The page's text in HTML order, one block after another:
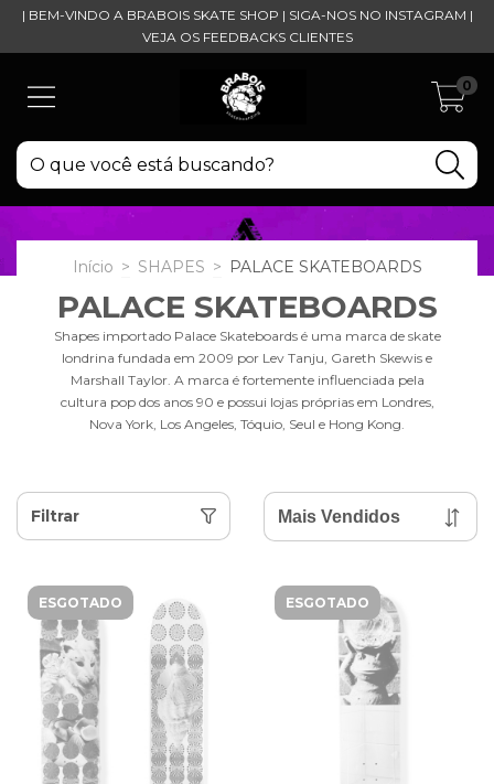
| BEM-VINDO A BRABOIS SKATE SHOP | SIGA-NOS NO INSTAGRAM |
VEJA OS FEEDBACKS CLIENTES
0
Início > SHAPES > PALACE SKATEBOARDS
PALACE SKATEBOARDS
Shapes importado Palace Skateboards é uma marca de skate
londrina fundada em 2009 por Lev Tanju, Gareth Skewis e
Marshall Taylor. A marca é fortemente influenciada pela
cultura pop dos anos 90 e possui lojas próprias em Londres,
Nova York, Los Angeles, Tóquio, Seul e Hong Kong.
Filtrar
ESGOTADO ESGOTADO